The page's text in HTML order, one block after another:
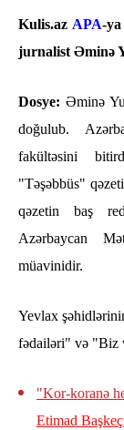
Kulis.az APA-
jurnalist Əminə
Dosye: Əminə
doğulub.
fakültəsini
"Təşəbbüs"
qəzetin baş
Azərbaycan
müavinidir.
Yevlax
fədailəri" və "Biz
"Kor-koranə
Etimad